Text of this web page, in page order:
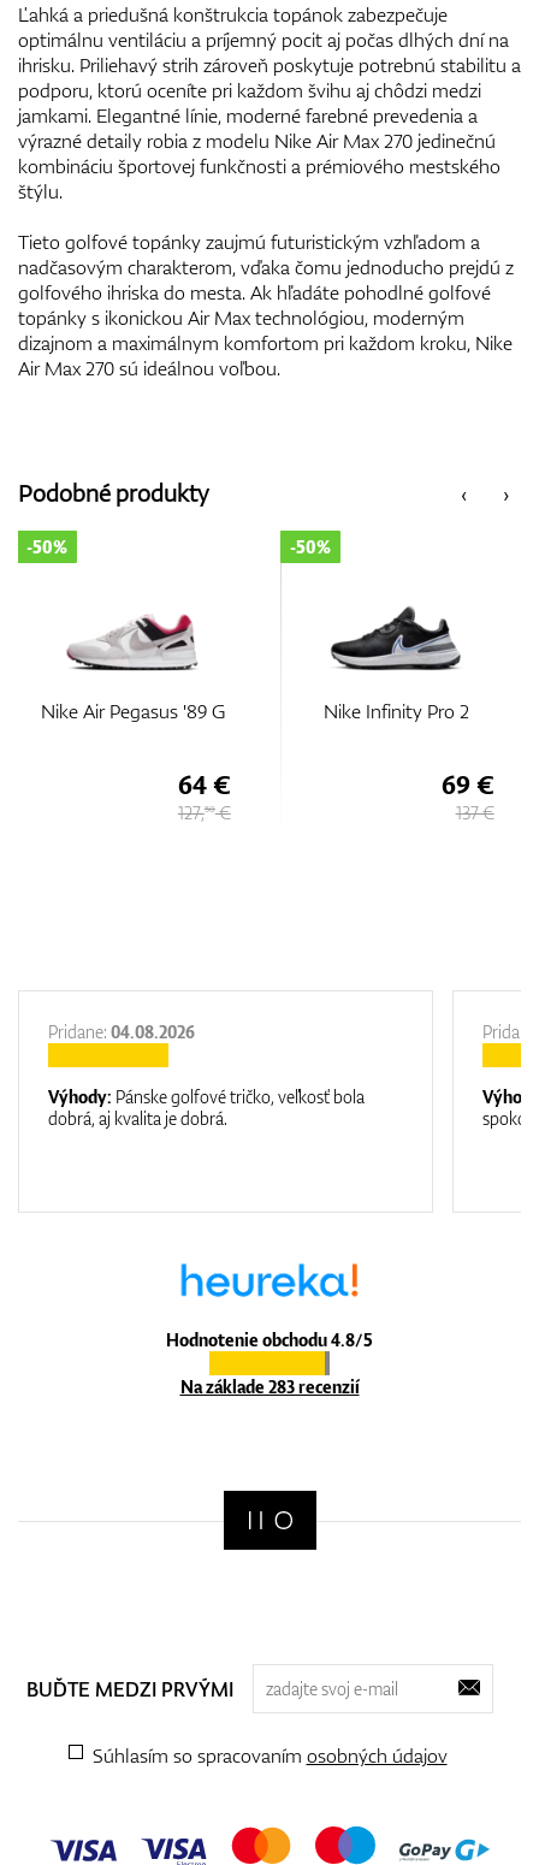
Ľahká a priedušná konštrukcia topánok zabezpečuje
optimálnu ventiláciu a príjemný pocit aj počas dlhých dní na
ihrisku. Priliehavý strih zároveň poskytuje potrebnú stabilitu a
podporu, ktorú oceníte pri každom švihu aj chôdzi medzi
jamkami. Elegantné línie, moderné farebné prevedenia a
výrazné detaily robia z modelu Nike Air Max 270 jedinečnú
kombináciu športovej funkčnosti a prémiového mestského
štýlu.
Tieto golfové topánky zaujmú futuristickým vzhľadom a
nadčasovým charakterom, vďaka čomu jednoducho prejdú z
golfového ihriska do mesta. Ak hľadáte pohodlné golfové
topánky s ikonickou Air Max technológiou, moderným
dizajnom a maximálnym komfortom pri každom kroku, Nike
Air Max 270 sú ideálnou voľbou.
‹
Podobné produkty ›
Nike Infinity Pro 2
-50%
69 €
137 €
Nike Air Max 90 G
-35%
110 €
169,
Hodnotenie obchodu 4.8/5
Na základe 283 recenzií
Pridane: 04.08.2026
Výhody: Pánske golfové tričko, veľkosť bola
dobrá, aj kvalita je dobrá.
BUĎTE MEDZI PRVÝMI
Súhlasím so spracovaním osobných údajov